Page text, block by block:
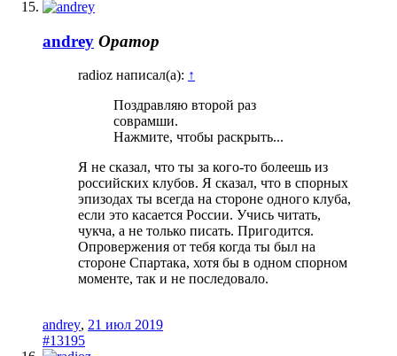
andrey Оратор
radioz написал(а): ↑
Поздравляю второй раз
соврамши.
Нажмите, чтобы раскрыть...
Я не сказал, что ты за кого-то болеешь из
российских клубов. Я сказал, что в спорных
эпизодах ты всегда на стороне одного клуба,
если это касается России. Учись читать,
чукча, а не только писать. Пригодится.
Опровержения от тебя когда ты был на
стороне Спартака, хотя бы в одном спорном
моменте, так и не последовало.
andrey, 21 июл 2019
#13195